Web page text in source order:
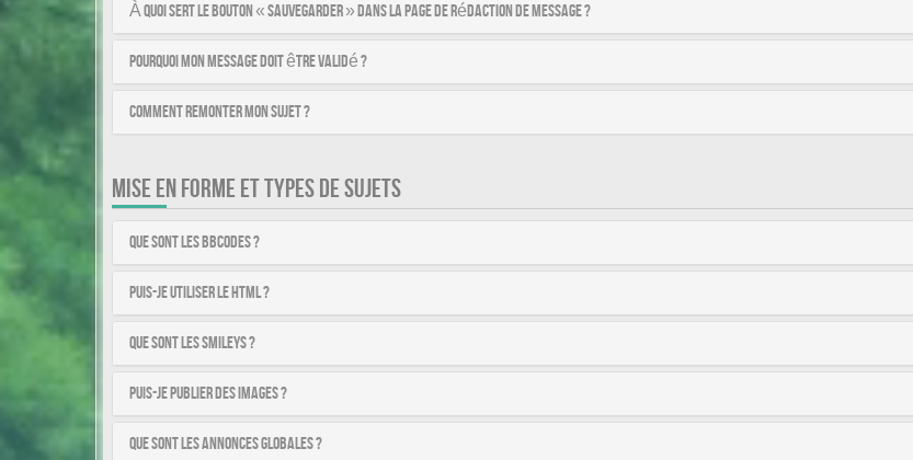
À quoi sert le bouton « Sauvegarder » dans la page de rédaction de message ?
Pourquoi mon message doit être validé ?
Comment remonter mon sujet ?
MISE EN FORME ET TYPES DE SUJETS
Que sont les BBCodes ?
Puis-je utiliser le HTML ?
Que sont les smileys ?
Puis-je publier des images ?
Que sont les annonces globales ?